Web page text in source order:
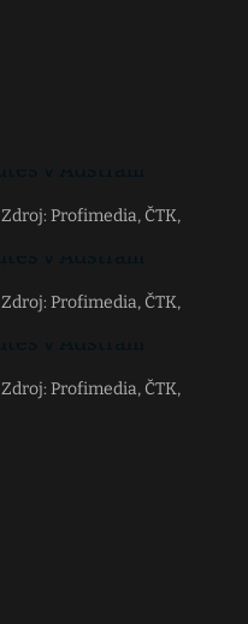
Zdroj: Profimedia, ČTK,
Zdroj: Profimedia, ČTK,
Zdroj: Profimedia, ČTK,